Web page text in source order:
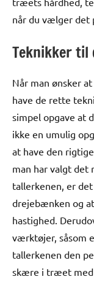
når du vælger
Teknikker til
Når man ønsker
have de rette
simpel opgave at
ikke en umulig
at have den
man har valgt
tallerkenen, er
drejebænken og
hastighed.
værktøjer, såsom
tallerkenen den
skære i træet med